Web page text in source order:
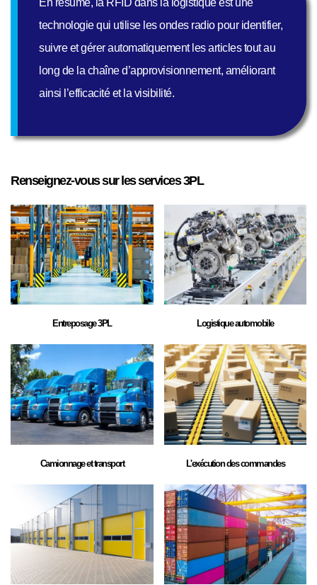
En résumé, la RFID dans la logistique est une
technologie qui utilise les ondes radio pour identifier,
suivre et gérer automatiquement les articles tout au
long de la chaîne d’approvisionnement, améliorant
ainsi l’efficacité et la visibilité.
Renseignez-vous sur les services 3PL
Entreposage 3PL Logistique automobile
Camionnage et transport L'exécution des commandes